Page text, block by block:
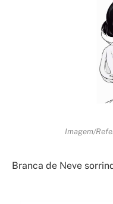
Imagem/
Branca de Neve